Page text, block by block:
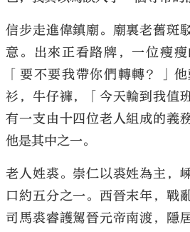
信步走進偉鎮廟。廟裏老舊斑
意。出來正看路牌，一位瘦瘦
「要不要我帶你們轉轉？」
衫，牛仔褲，「今天輪到我值
有一支由十四位老人組成的義
他是其中之一。
老人姓裘。崇仁以裘姓為主，
口約五分之一。西晉末年，戰
司馬裘睿護駕晉元帝南渡，隱